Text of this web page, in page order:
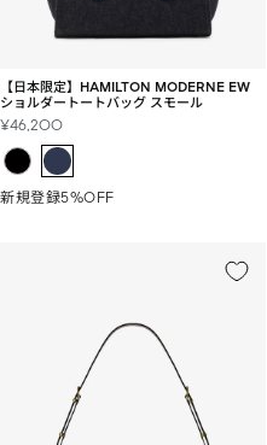
【日本限定】HAMILTON MODERNE EW
ショルダートートバッグ スモール
セ
ー
ル
格
¥46,200
新規登録5%OFF